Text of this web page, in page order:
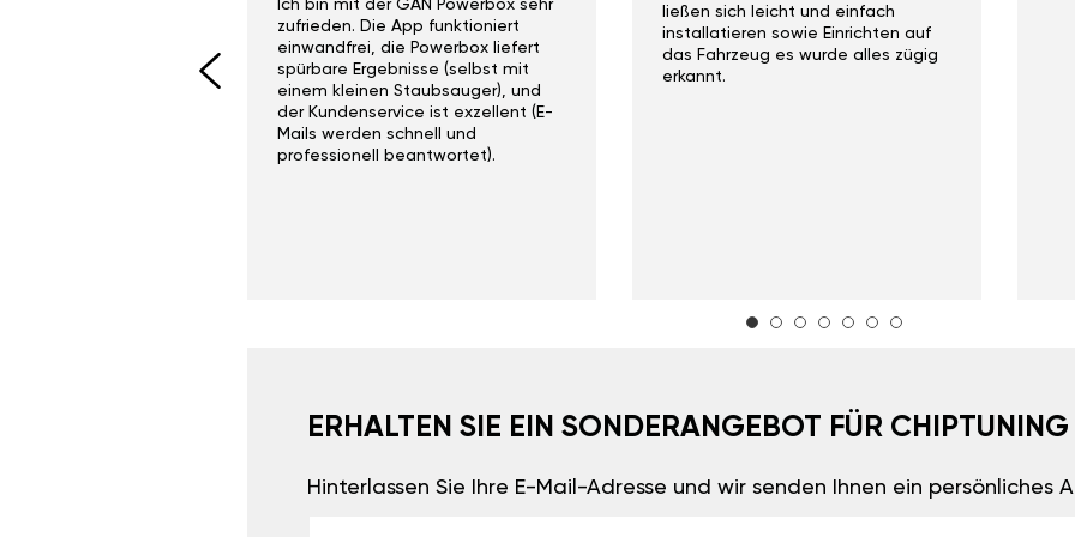
Ich bin mit der GÄN Powerbox sehr
zufrieden. Die App funktioniert
einwandfrei, die Powerbox liefert
spürbare Ergebnisse (selbst mit
einem kleinen Staubsauger), und
der Kundenservice ist exzellent (E-
Mails werden schnell und
professionell beantwortet).
ließen sich leicht und einfach
installatieren sowie Einrichten auf
das Fahrzeug es wurde alles zügig
erkannt.
ERHALTEN SIE EIN SONDERANGEBOT FÜR CHIPTUNING
Hinterlassen Sie Ihre E-Mail-Adresse und wir senden Ihnen ein persönliches